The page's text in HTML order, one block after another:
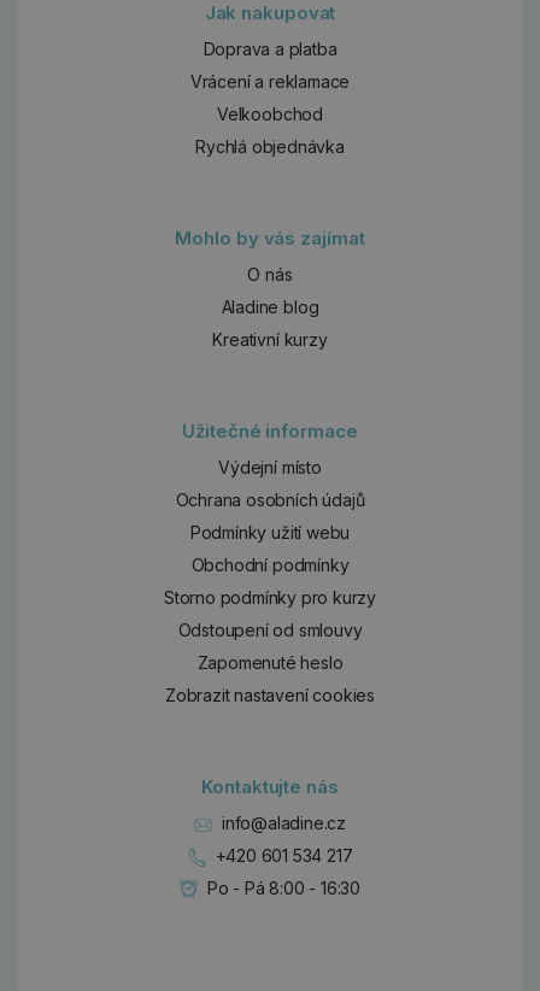
Jak nakupovat
Doprava a platba
Vrácení a reklamace
Velkoobchod
Rychlá objednávka
Mohlo by vás zajímat
O nás
Aladine blog
Kreativní kurzy
Užitečné informace
Výdejní místo
Ochrana osobních údajů
Podmínky užití webu
Obchodní podmínky
Storno podmínky pro kurzy
Odstoupení od smlouvy
Zapomenuté heslo
Zobrazit nastavení cookies
Kontaktujte nás
info@aladine.cz
+420 601 534 217
Po - Pá 8:00 - 16:30